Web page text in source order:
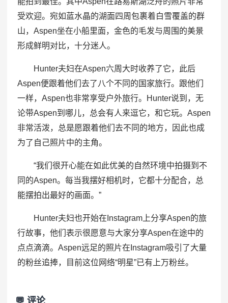
受欢迎。宛如蓝水晶的湖面四周包裹着白雪覆盖的群
山，Aspen坐在小船里面，金色的毛发与周围的美景
形成鲜明对比，十分迷人。
Hunter夫妇在Aspen六周大时收养了它，此后
Aspen便跟着他们去了八个不同的国家旅行。跟他们
一样，Aspen也非常享受户外旅行。Hunter说到，无
论带Aspen到哪儿，总会有人来逗它，和它玩。Aspen
非常活泼，总是愿跟着他们去不同的地方，因此也成
为了自己照片中的主角。
“我们很开心能在如此优美的自然环境中拍摄到不
同的Aspen。每当我摆好相机时，它都十分配合，总
能摆拍出最好的画面。”
Hunter夫妇也开始在Instagram上分享Aspen的旅
行故事，他们表示很愿意与大家分享Aspen在途中的
点点滴滴。Aspen远足的照片在Instagram吸引了大量
的粉丝追捧，目前这位网络“明星”已有上万粉丝。